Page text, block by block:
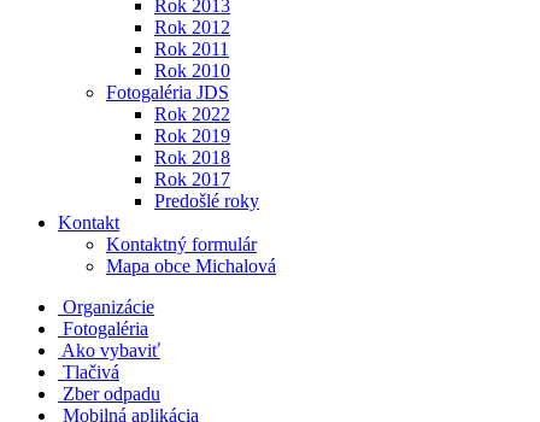
Rok 2013
Rok 2012
Rok 2011
Rok 2010
Fotogaléria JDS
Rok 2022
Rok 2019
Rok 2018
Rok 2017
Predošlé roky
Kontakt
Kontaktný formulár
Mapa obce Michalová
Organizácie
Fotogaléria
Ako vybaviť
Tlačivá
Zber odpadu
Mobilná aplikácia